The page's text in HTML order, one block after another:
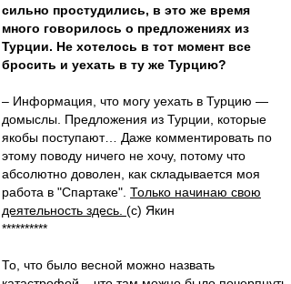
сильно простудились, в это же время
много говорилось о предложениях из
Турции. Не хотелось в тот момент все
бросить и уехать в ту же Турцию?
– Информация, что могу уехать в Турцию —
домыслы. Предложения из Турции, которые
якобы поступают… Даже комментировать по
этому поводу ничего не хочу, потому что
абсолютно доволен, как складывается моя
работа в "Спартаке". Только начинаю свою
деятельность здесь. (с) Якин
**********
То, что было весной можно назвать